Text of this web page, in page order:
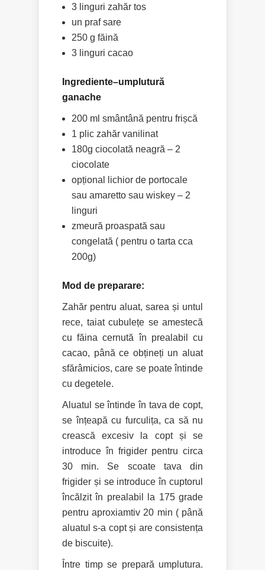
3 linguri zahăr tos
un praf sare
250 g făină
3 linguri cacao
Ingrediente–umplutură
ganache
200 ml smântână pentru frișcă
1 plic zahăr vanilinat
180g ciocolată neagră – 2
ciocolate
opțional lichior de portocale
sau amaretto sau wiskey – 2
linguri
zmeură proaspată sau
congelată ( pentru o tarta cca
200g)
Mod de preparare:
Zahăr pentru aluat, sarea și untul
rece, taiat cubulețe se amestecă
cu făina cernută în prealabil cu
cacao, până ce obțineți un aluat
sfărâmicios, care se poate întinde
cu degetele.
Aluatul se întinde în tava de copt,
se înțeapă cu furculița, ca să nu
crească excesiv la copt și se
introduce în frigider pentru circa
30 min. Se scoate tava din
frigider și se introduce în cuptorul
încălzit în prealabil la 175 grade
pentru aproxiamtiv 20 min ( până
aluatul s-a copt și are consistența
de biscuite).
Între timp se prepară umplutura.